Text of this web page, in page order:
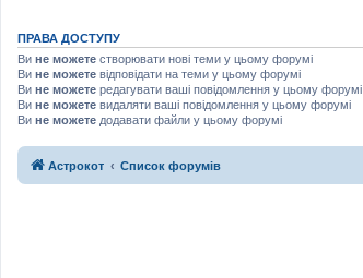
ПРАВА ДОСТУПУ
Ви не можете створювати нові теми у цьому форумі
Ви не можете відповідати на теми у цьому форумі
Ви не можете редагувати ваші повідомлення у цьому форумі
Ви не можете видаляти ваші повідомлення у цьому форумі
Ви не можете додавати файли у цьому форумі
Астрокот Список форумів